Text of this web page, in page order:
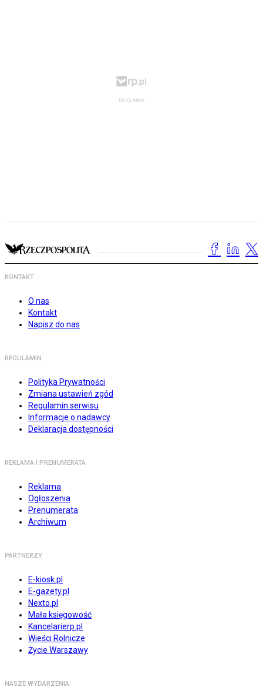
KONTAKT
O nas
Kontakt
Napisz do nas
REGULAMIN
Polityka Prywatności
Zmiana ustawień zgód
Regulamin serwisu
Informacje o nadawcy
Deklaracja dostępności
REKLAMA I PRENUMERATA
Reklama
Ogłoszenia
Prenumerata
Archiwum
PARTNERZY
E-kiosk.pl
E-gazety.pl
Nexto.pl
Mała księgowość
Kancelarierp.pl
Wieści Rolnicze
Życie Warszawy
NASZE WYDARZENIA